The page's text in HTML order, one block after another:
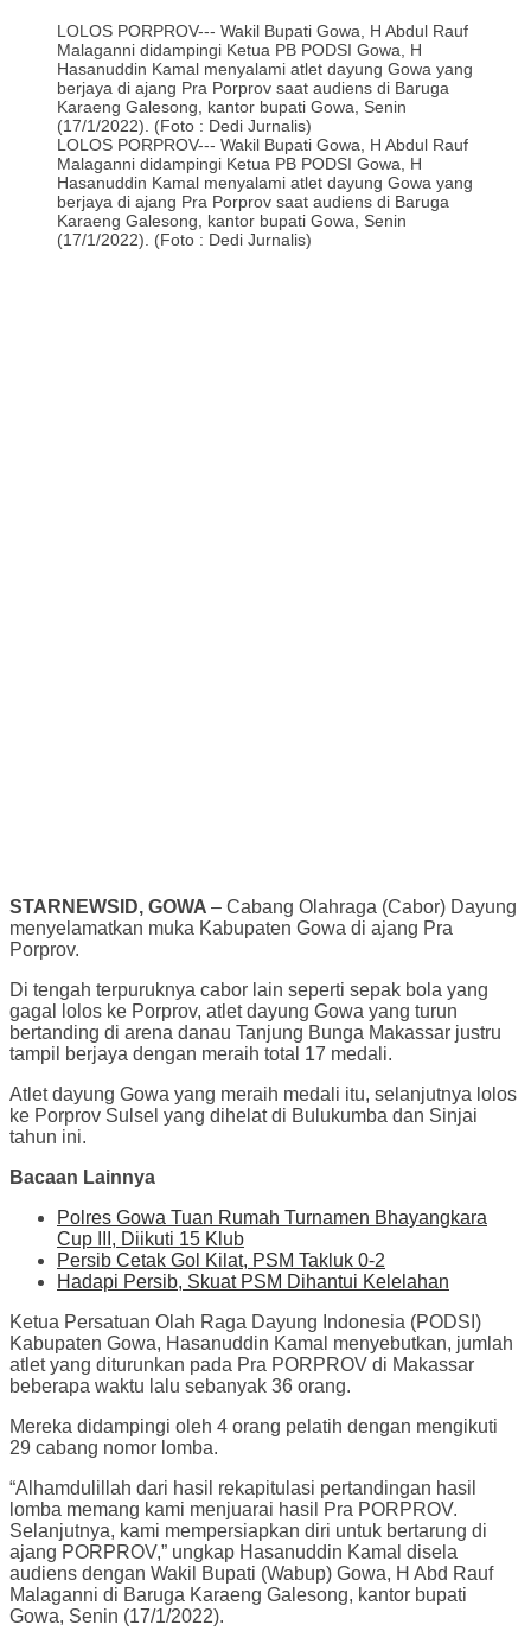
LOLOS PORPROV--- Wakil Bupati Gowa, H Abdul Rauf
Malaganni didampingi Ketua PB PODSI Gowa, H
Hasanuddin Kamal menyalami atlet dayung Gowa yang
berjaya di ajang Pra Porprov saat audiens di Baruga
Karaeng Galesong, kantor bupati Gowa, Senin
(17/1/2022). (Foto : Dedi Jurnalis)
LOLOS PORPROV--- Wakil Bupati Gowa, H Abdul Rauf
Malaganni didampingi Ketua PB PODSI Gowa, H
Hasanuddin Kamal menyalami atlet dayung Gowa yang
berjaya di ajang Pra Porprov saat audiens di Baruga
Karaeng Galesong, kantor bupati Gowa, Senin
(17/1/2022). (Foto : Dedi Jurnalis)
STARNEWSID, GOWA – Cabang Olahraga (Cabor) Dayung
menyelamatkan muka Kabupaten Gowa di ajang Pra
Porprov.
Di tengah terpuruknya cabor lain seperti sepak bola yang
gagal lolos ke Porprov, atlet dayung Gowa yang turun
bertanding di arena danau Tanjung Bunga Makassar justru
tampil berjaya dengan meraih total 17 medali.
Atlet dayung Gowa yang meraih medali itu, selanjutnya lolos
ke Porprov Sulsel yang dihelat di Bulukumba dan Sinjai
tahun ini.
Bacaan Lainnya
Polres Gowa Tuan Rumah Turnamen Bhayangkara
Cup III, Diikuti 15 Klub
Persib Cetak Gol Kilat, PSM Takluk 0-2
Hadapi Persib, Skuat PSM Dihantui Kelelahan
Ketua Persatuan Olah Raga Dayung Indonesia (PODSI)
Kabupaten Gowa, Hasanuddin Kamal menyebutkan, jumlah
atlet yang diturunkan pada Pra PORPROV di Makassar
beberapa waktu lalu sebanyak 36 orang.
Mereka didampingi oleh 4 orang pelatih dengan mengikuti
29 cabang nomor lomba.
“Alhamdulillah dari hasil rekapitulasi pertandingan hasil
lomba memang kami menjuarai hasil Pra PORPROV.
Selanjutnya, kami mempersiapkan diri untuk bertarung di
ajang PORPROV,” ungkap Hasanuddin Kamal disela
audiens dengan Wakil Bupati (Wabup) Gowa, H Abd Rauf
Malaganni di Baruga Karaeng Galesong, kantor bupati
Gowa, Senin (17/1/2022).